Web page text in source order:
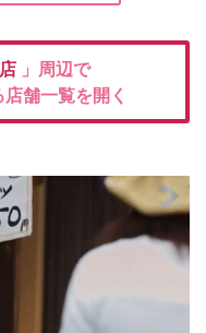
」周辺で
舗一覧を開く